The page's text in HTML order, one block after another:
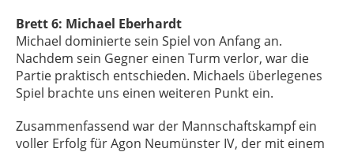
Brett 6: Michael Eberhardt
Michael dominierte sein Spiel von Anfang an.
Nachdem sein Gegner einen Turm verlor, war die
Partie praktisch entschieden. Michaels überlegenes
Spiel brachte uns einen weiteren Punkt ein.
Zusammenfassend war der Mannschaftskampf ein
voller Erfolg für Agon Neumünster IV, der mit einem